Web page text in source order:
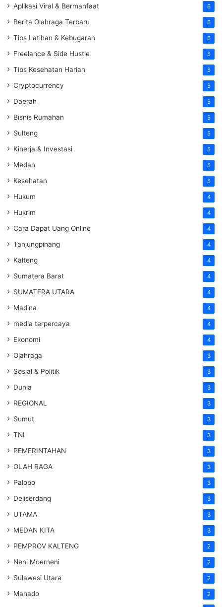
Aplikasi Viral & Bermanfaat 6
Berita Olahraga Terbaru 6
Tips Latihan & Kebugaran 6
Freelance & Side Hustle 5
Tips Kesehatan Harian 5
Cryptocurrency 5
Daerah 5
Bisnis Rumahan 5
Sulteng 5
Kinerja & Investasi 5
Medan 5
Kesehatan 5
Hukum 4
Hukrim 4
Cara Dapat Uang Online 4
Tanjungpinang 4
Kalteng 4
Sumatera Barat 4
SUMATERA UTARA 4
Madina 4
media terpercaya 4
Ekonomi 4
Olahraga 3
Sosial & Politik 3
Dunia 3
REGIONAL 3
Sumut 3
TNI 3
PEMERINTAHAN 3
OLAH RAGA 3
Palopo 3
Deliserdang 3
UTAMA 3
MEDAN KITA 3
PEMPROV KALTENG 2
Neni Moerneni 2
Sulawesi Utara 2
Manado 2